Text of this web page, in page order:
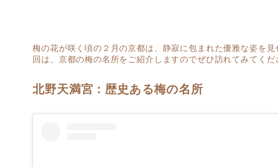
梅の花が咲く頃の２月の京都は、静寂に包まれた優雅な姿を
回は、京都の梅の名所をご紹介しますのでぜひ訪れてみてくだ
北野天満宮：歴史ある梅の名所